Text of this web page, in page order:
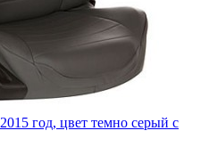
год, цвет темно серый с